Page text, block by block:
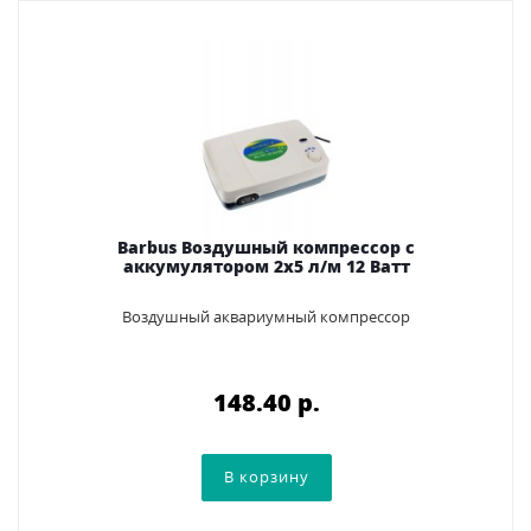
Barbus Воздушный компрессор с
аккумулятором 2х5 л/м 12 Ватт
Воздушный аквариумный компрессор
148.40 p.